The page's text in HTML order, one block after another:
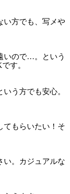
い方でも、写メや
いので…。という
す。
う方でも安心。
てもらいたい！そ
い。カジュアルな